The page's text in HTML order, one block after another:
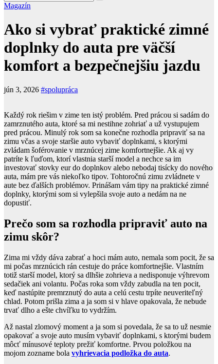
Magazín
Ako si vybrať praktické zimné
doplnky do auta pre väčší
komfort a bezpečnejšiu jazdu
jún 3, 2026 #spolupráca
Každý rok riešim v zime ten istý problém. Pred prácou si sadám do
zamrznutého auta, ktoré sa mi nestihne zohriať a už vystupujem
pred prácou. Minulý rok som sa konečne rozhodla pripraviť sa na
zimu včas a svoje staršie auto vybaviť doplnkami, s ktorými
zvládam šoférovanie v mrznúcej zime komfortnejšie. Ak aj vy
patríte k ľuďom, ktorí vlastnia starší model a nechce sa im
investovať stovky eur do doplnkov alebo nebodaj tisícky do nového
auta, mám pre vás niekoľko tipov. Tohtoročnú zimu zvládnete v
aute bez ďalších problémov. Prinášam vám tipy na praktické zimné
doplnky, ktorými som si vylepšila svoje auto a nedám na ne
dopustiť.
Prečo som sa rozhodla pripraviť auto na
zimu skôr?
Zima mi vždy dáva zabrať a hoci mám auto, nemala som pocit, že sa
mi počas mrznúcich rán cestuje do práce komfortnejšie. Vlastním
totiž starší model, ktorý sa dlhšie zohrieva a nedisponuje výhrevom
sedačiek ani volantu. Počas roka som vždy zabudla na ten pocit,
keď nastúpite premrznutý do auta a celú cestu trpíte neuveriteľný
chlad. Potom prišla zima a ja som si v hlave opakovala, že nebude
trvať dlho a ešte chvíľku to vydržím.
Až nastal zlomový moment a ja som si povedala, že sa to už nesmie
opakovať a svoje auto musím vybaviť doplnkami, s ktorými budem
môcť mínusové teploty prežiť komfortne. Prvou položkou na
mojom zozname bola vyhrievacia podložka do auta.